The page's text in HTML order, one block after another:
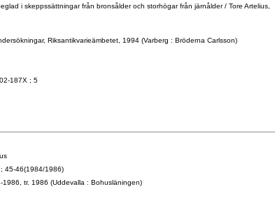
i skeppssättningar från bronsålder och storhögar från järnålder / Tore Artelius,
Riksantikvarieämbetet, 1994 (Varberg : Bröderna Carlsson)
187X ; 5
45-46(1984/1986)
tr. 1986 (Uddevalla : Bohusläningen)